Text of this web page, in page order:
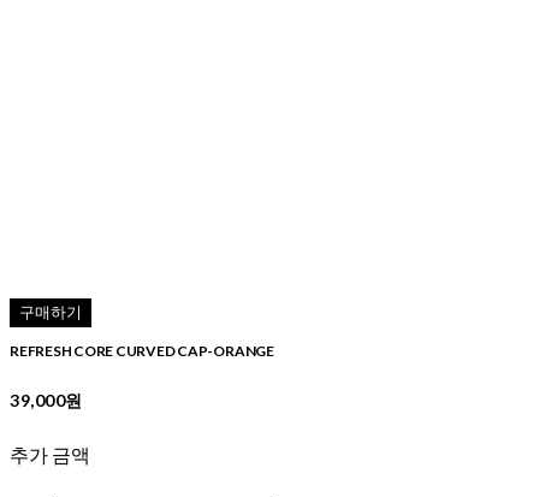
구매하기
REFRESH CORE CURVED CAP-ORANGE
39,000원
추가 금액